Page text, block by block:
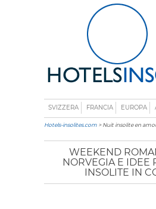
SVIZZERA FRANCIA EUROPA
Hotels-insolites.com > Nuit insolite en
WEEKEND
NORVEGIA E IDEE
INSOLITE IN